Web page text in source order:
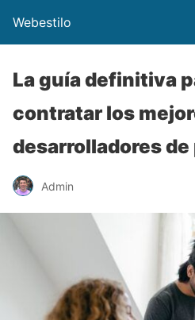
Webestilo
La guía definitiva
contratar los
desarrolladores
Admin